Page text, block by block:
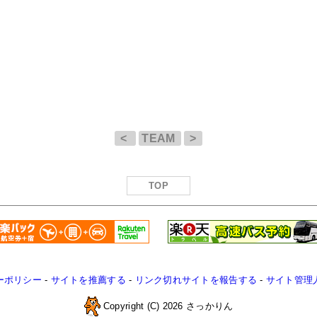
< TEAM >
TOP
ポリシー - サイトを推薦する - リンク切れサイトを報告する - サイト管理
Copyright (C) 2026 さっかりん